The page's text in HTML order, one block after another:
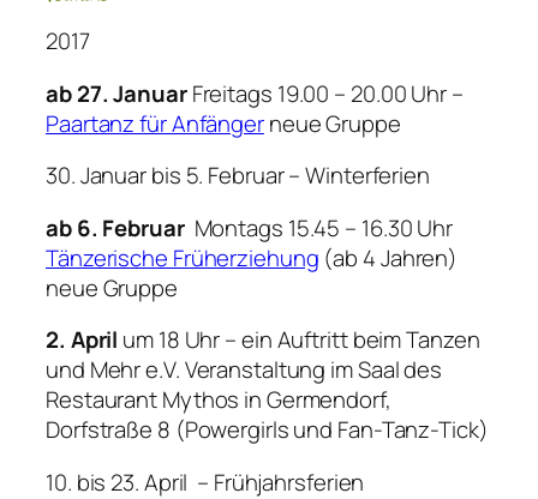
2017
ab 27. JanuarFreitags 19.00 – 20.00 Uhr –
Paartanz für Anfängerneue Gruppe
30. Januar bis 5. Februar – Winterferien
ab 6. FebruarMontags 15.45 – 16.30 Uhr
Tänzerische Früherziehung (ab 4 Jahren)
neue Gruppe
2. April um 18 Uhr – ein Auftritt beim Tanzen
und Mehr e.V. Veranstaltung im Saal des
Restaurant Mythos in Germendorf,
Dorfstraße 8 (Powergirls und Fan-Tanz-Tick)
10. bis 23. April – Frühjahrsferien